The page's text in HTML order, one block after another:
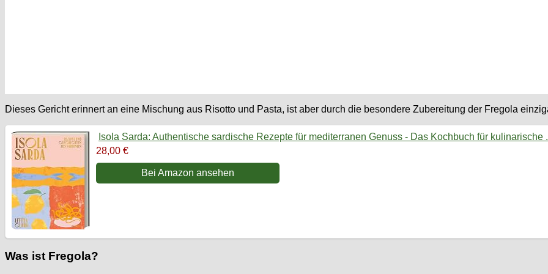
Dieses Gericht erinnert an eine Mischung aus Risotto und Pasta, ist aber durch die besondere Zubereitung der Fregola
Isola Sarda: Authentische sardische Rezepte für mediterranen Genuss - Das Kochbuch für kulinarische
28,00 €
Bei Amazon ansehen
Was ist Fregola?